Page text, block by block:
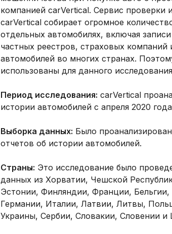
компанией carVertical. Сервис проверки
carVertical собирает огромное
отдельных автомобилях, включая
частных реестров, страховых компаний
автомобилей во многих странах.
использованы для данного
Период исследования: carVertical
истории автомобилей с апреля 2020
Выборка данных: Было
отчетов об истории автомобилей.
Страны: Это исследование было
данных из Хорватии, Чешской
Эстонии, Финляндии, Франции,
Германии, Италии, Латвии, Литвы,
Украины, Сербии, Словакии, Словении